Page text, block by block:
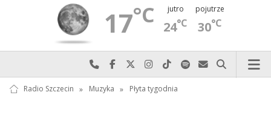
17°C jutro
24°C
pojutrze
30°C
Najlepiej po prostu do nas zadzwoń
Odwiedź nas na Facebook-u
Odwiedź nas na X
Odwiedź nas na Instagram-ie
Odwiedź nas na TikTok-u
Szukaj nas na Spotify
Wyślij do nas
Szukaj
Radio Szczecin » Muzyka » Płyta tygodnia